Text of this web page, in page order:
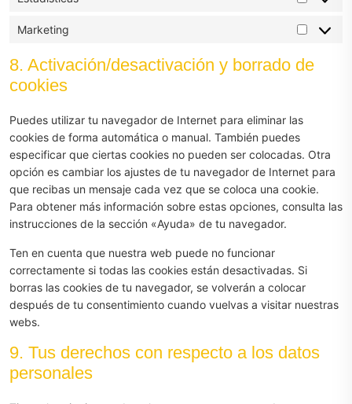
Marketing
8. Activación/desactivación y borrado de
cookies
Puedes utilizar tu navegador de Internet para eliminar las
cookies de forma automática o manual. También puedes
especificar que ciertas cookies no pueden ser colocadas. Otra
opción es cambiar los ajustes de tu navegador de Internet para
que recibas un mensaje cada vez que se coloca una cookie.
Para obtener más información sobre estas opciones, consulta las
instrucciones de la sección «Ayuda» de tu navegador.
Ten en cuenta que nuestra web puede no funcionar
correctamente si todas las cookies están desactivadas. Si
borras las cookies de tu navegador, se volverán a colocar
después de tu consentimiento cuando vuelvas a visitar nuestras
webs.
9. Tus derechos con respecto a los datos
personales